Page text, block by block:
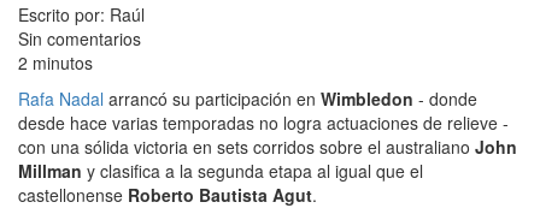
Escrito por: Raúl
Sin comentarios
2 minutos
Rafa Nadal arrancó su participación en Wimbledon - donde
desde hace varias temporadas no logra actuaciones de relieve -
con una sólida victoria en sets corridos sobre el australiano John
Millman y clasifica a la segunda etapa al igual que el
castellonense Roberto Bautista Agut.